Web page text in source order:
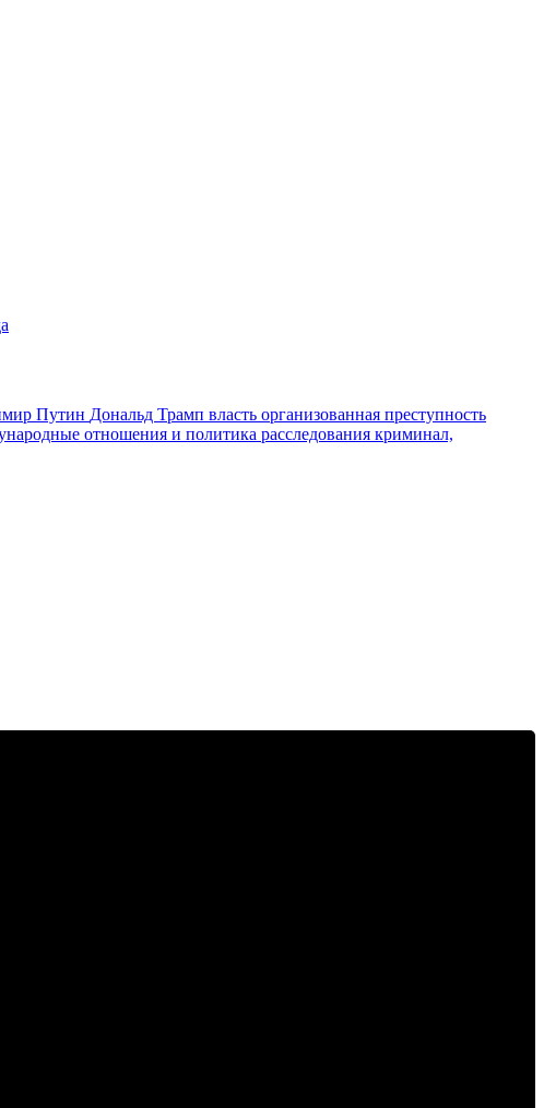
Путин Дональд Трамп власть организованная преступность
отношения и политика расследования криминал,